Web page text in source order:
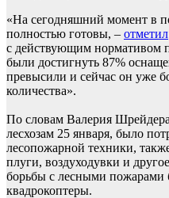
«На сегодняшний момент в
полностью готовы, – отметил
с действующим
были достигнуть 87%
превысили и сейчас он уже
количества».
По словам Валерия
лесхозам 25 января, было
лесопожарной техники,
плуги, воздуходувки и
борьбы с лесными пожарами
квадрокоптеры.